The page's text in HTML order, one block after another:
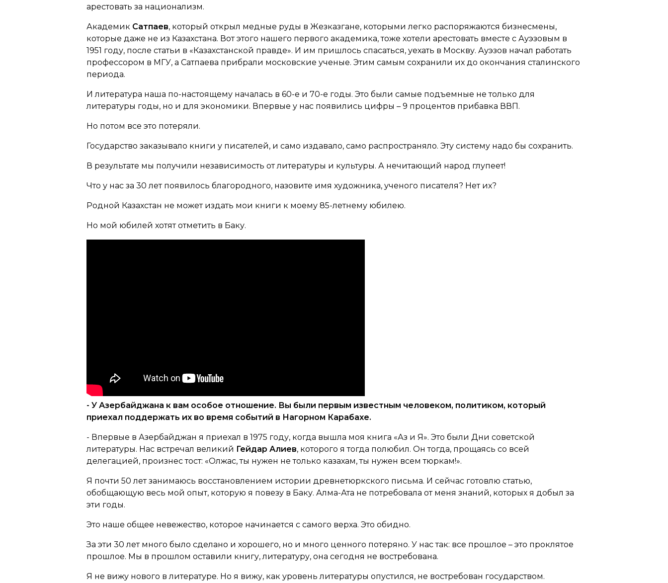
арестовать за национализм.
Академик Сатпаев, который открыл медные руды в Жезказгане, которыми легко распоряжаются бизнесмены,
которые даже не из Казахстана. Вот этого нашего первого академика, тоже хотели арестовать вместе с Ауэзовым в
1951 году, после статьи в «Казахстанской правде». И им пришлось спасаться, уехать в Москву. Ауэзов начал работать
профессором в МГУ, а Сатпаева прибрали московские ученые. Этим самым сохранили их до окончания сталинского
периода.
И литература наша по-настоящему началась в 60-е и 70-е годы. Это были самые подъемные не только для
литературы годы, но и для экономики. Впервые у нас появились цифры – 9 процентов прибавка ВВП.
Но потом все это потеряли.
Государство заказывало книги у писателей, и само издавало, само распространяло. Эту систему надо бы сохранить.
В результате мы получили независимость от литературы и культуры. А нечитающий народ глупеет!
Что у нас за 30 лет появилось благородного, назовите имя художника, ученого писателя? Нет их?
Родной Казахстан не может издать мои книги к моему 85-летнему юбилею.
Но мой юбилей хотят отметить в Баку.
- У Азербайджана к вам особое отношение. Вы были первым известным человеком, политиком, который
приехал поддержать их во время событий в Нагорном Карабахе.
- Впервые в Азербайджан я приехал в 1975 году, когда вышла моя книга «Аз и Я». Это были Дни советской
литературы. Нас встречал великий Гейдар Алиев, которого я тогда полюбил. Он тогда, прощаясь со всей
делегацией, произнес тост: «Олжас, ты нужен не только казахам, ты нужен всем тюркам!».
Я почти 50 лет занимаюсь восстановлением истории древнетюркского письма. И сейчас готовлю статью,
обобщающую весь мой опыт, которую я повезу в Баку. Алма-Ата не потребовала от меня знаний, которых я добыл за
эти годы.
Это наше общее невежество, которое начинается с самого верха. Это обидно.
За эти 30 лет много было сделано и хорошего, но и много ценного потеряно. У нас так: все прошлое – это проклятое
прошлое. Мы в прошлом оставили книгу, литературу, она сегодня не востребована.
Я не вижу нового в литературе. Но я вижу, как уровень литературы опустился, не востребован государством.